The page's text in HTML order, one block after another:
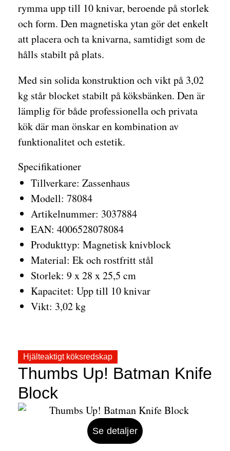
rymma upp till 10 knivar, beroende på storlek
och form. Den magnetiska ytan gör det enkelt
att placera och ta knivarna, samtidigt som de
hålls stabilt på plats.
Med sin solida konstruktion och vikt på 3,02
kg står blocket stabilt på köksbänken. Den är
lämplig för både professionella och privata
kök där man önskar en kombination av
funktionalitet och estetik.
Specifikationer
Tillverkare: Zassenhaus
Modell: 78084
Artikelnummer: 3037884
EAN: 4006528078084
Produkttyp: Magnetisk knivblock
Material: Ek och rostfritt stål
Storlek: 9 x 28 x 25,5 cm
Kapacitet: Upp till 10 knivar
Vikt: 3,02 kg
Hjälteaktigt köksredskap
Thumbs Up! Batman Knife
Block
Se detaljer